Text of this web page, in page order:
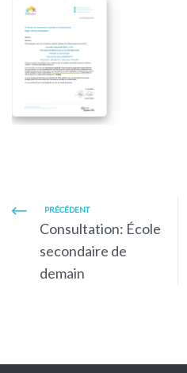
PRÉCÉDENT
Consultation: École
secondaire de
demain